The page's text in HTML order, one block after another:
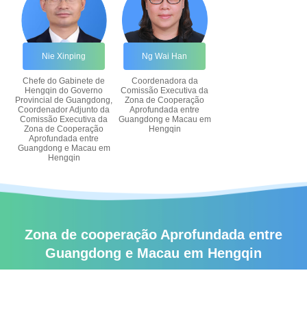
Nie Xinping
Chefe do Gabinete de
Hengqin do Governo
Provincial de Guangdong,
Coordenador Adjunto da
Comissão Executiva da
Zona de Cooperação
Aprofundada entre
Guangdong e Macau em
Hengqin
Ng Wai Han
Coordenadora da
Comissão Executiva da
Zona de Cooperação
Aprofundada entre
Guangdong e Macau em
Hengqin
Zona de cooperação Aprofundada entre
Guangdong e Macau em Hengqin